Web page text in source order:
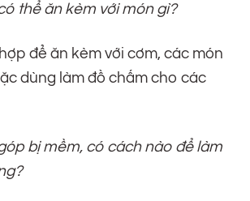
thể ăn kèm với món gì?
để ăn kèm với cơm, các món
dùng làm đồ chấm cho các
bị mềm, có cách nào để làm